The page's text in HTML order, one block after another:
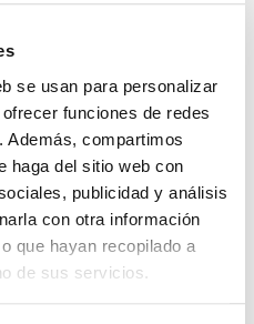
se usan para personalizar
funciones de redes
Además, compartimos
haga del sitio web con
publicidad y análisis
con otra información
que hayan recopilado a
de sus servicios.
Gente Común Perdidos y
Hallados
Max Lucado